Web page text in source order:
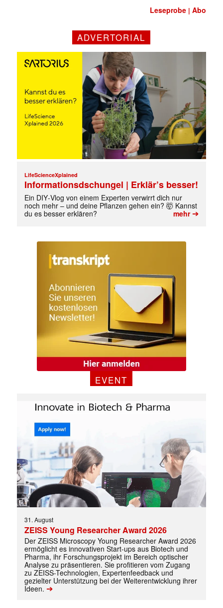
Leseprobe |Abo
ADVERTORIAL
LifeScienceXplained
Informationsdschungel | Erklär’s besser!
Ein DIY‑Vlog von einem Experten verwirrt dich nur
noch mehr – und deine Pflanzen gehen ein? 🤯 Kannst
du es besser erklären?
mehr➔
EVENT
31. August
ZEISS Young Researcher Award 2026
Der ZEISS Microscopy Young Researcher Award 2026
ermöglicht es innovativen Start-ups aus Biotech und
Pharma, ihr Forschungsprojekt im Bereich optischer
Analyse zu präsentieren. Sie profitieren vom Zugang
zu ZEISS-Technologien, Expertenfeedback und
gezielter Unterstützung bei der Weiterentwicklung ihrer
Ideen. ➔